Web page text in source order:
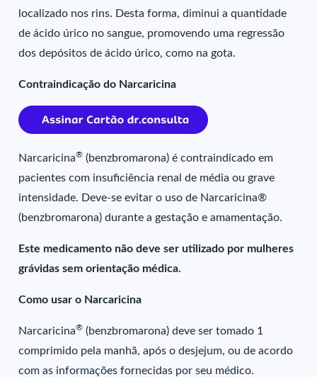
localizado nos rins. Desta forma, diminui a quantidade
de ácido úrico no sangue, promovendo uma regressão
dos depósitos de ácido úrico, como na gota.
Contraindicação do Narcaricina
Narcaricina® (benzbromarona) é contraindicado em
pacientes com insuficiência renal de média ou grave
intensidade. Deve-se evitar o uso de Narcaricina®
(benzbromarona) durante a gestação e amamentação.
Este medicamento não deve ser utilizado por mulheres
grávidas sem orientação médica.
Como usar o Narcaricina
Narcaricina® (benzbromarona) deve ser tomado 1
comprimido pela manhã, após o desjejum, ou de acordo
com as informações fornecidas por seu médico.